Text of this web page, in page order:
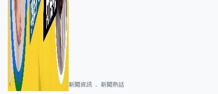
新聞資訊 新聞熱話